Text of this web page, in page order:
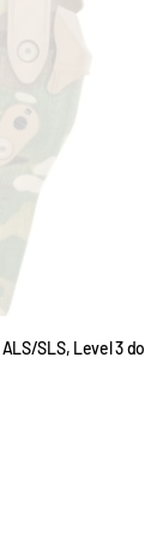
SLS, Level 3 do